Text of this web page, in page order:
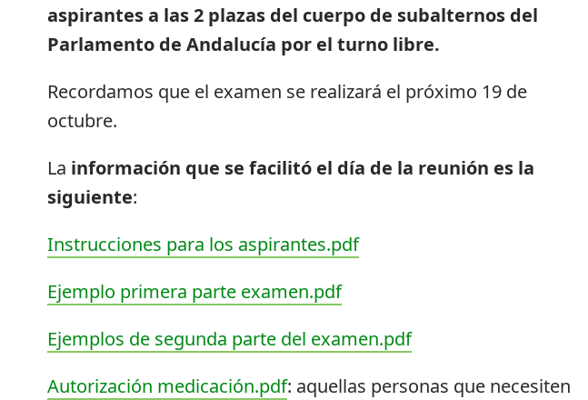
aspirantes a las 2 plazas del cuerpo de subalternos del
Parlamento de Andalucía por el turno libre.
Recordamos que el examen se realizará el próximo 19 de
octubre.
La información que se facilitó el día de la reunión es la
siguiente:
Instrucciones para los aspirantes.pdf
Ejemplo primera parte examen.pdf
Ejemplos de segunda parte del examen.pdf
Autorización medicación.pdf: aquellas personas que necesiten